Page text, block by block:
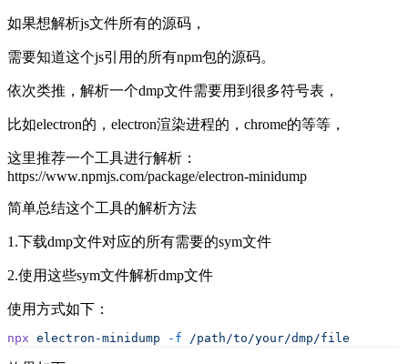
如果想解析js文件所有的源码，
需要知道这个js引用的所有npm包的源码。
依次类推，解析一个dmp文件需要用到很多符号表，
比如electron的，electron渲染进程的，chrome的等等，
这里推荐一个工具进行解析：
https://www.npmjs.com/package/electron-minidump
简单总结这个工具的解析方法
1.下载dmp文件对应的所有需要的sym文件
2.使用这些sym文件解析dmp文件
使用方式如下：
npx electron-minidump -f /path/to/your/dmp/file